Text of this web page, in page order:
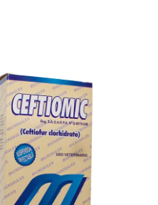
de acción contra diferentes
de infecciones
lesiones podales.
recuperación rápida del
y la productividad del
con resultados